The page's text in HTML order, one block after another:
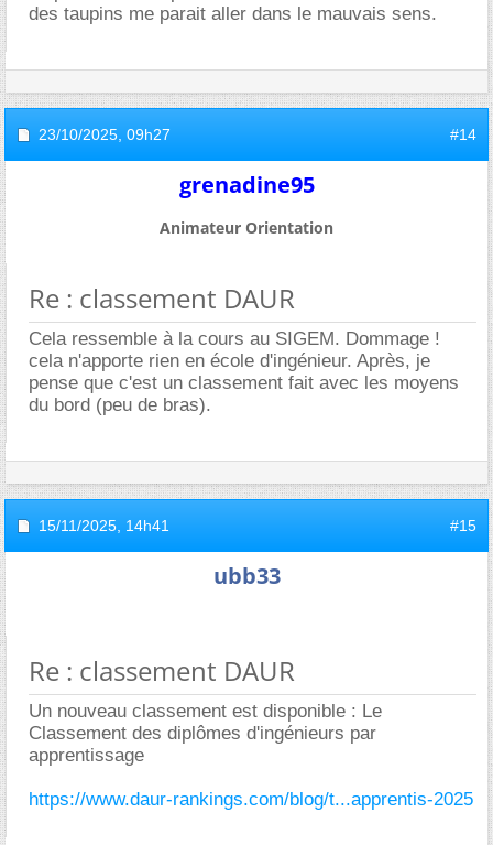
des taupins me parait aller dans le mauvais sens.
23/10/2025, 09h27 #14
grenadine95
Animateur Orientation
Re : classement DAUR
Cela ressemble à la cours au SIGEM. Dommage !
cela n'apporte rien en école d'ingénieur. Après, je
pense que c'est un classement fait avec les moyens
du bord (peu de bras).
15/11/2025, 14h41 #15
ubb33
Re : classement DAUR
Un nouveau classement est disponible : Le
Classement des diplômes d'ingénieurs par
apprentissage
https://www.daur-rankings.com/blog/t...apprentis-2025